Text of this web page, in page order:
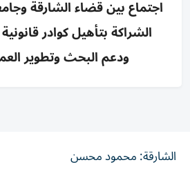
اجتماع بين قضاء الشارقة
الشراكة بتأهيل كوادر
ودعم البحث وتطوير
الشارقة: محمود محسن